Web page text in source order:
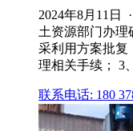
2024年8月11日
土资源部门办理
采利用方案批复
理相关手续； 3
联系电话: 180